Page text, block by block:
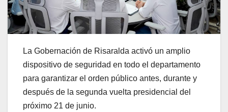
La Gobernación de Risaralda activó un amplio
dispositivo de seguridad en todo el departamento
para garantizar el orden público antes, durante y
después de la segunda vuelta presidencial del
próximo 21 de junio.